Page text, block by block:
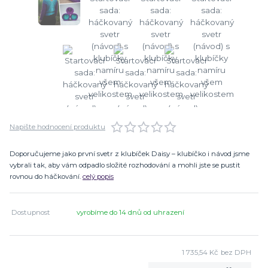
Napište hodnocení produktu
Doporučujeme jako první svetr z klubíček Daisy – klubíčko i návod jsme
vybrali tak, aby vám odpadlo složité rozhodování a mohli jste se pustit
rovnou do háčkování. celý popis
Dostupnost vyrobíme do 14 dnů od uhrazení
1 735,54 Kč bez DPH